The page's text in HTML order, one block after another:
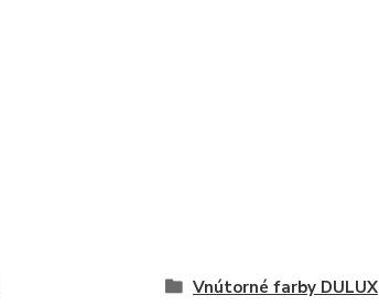
Vnútorné farby DULUX